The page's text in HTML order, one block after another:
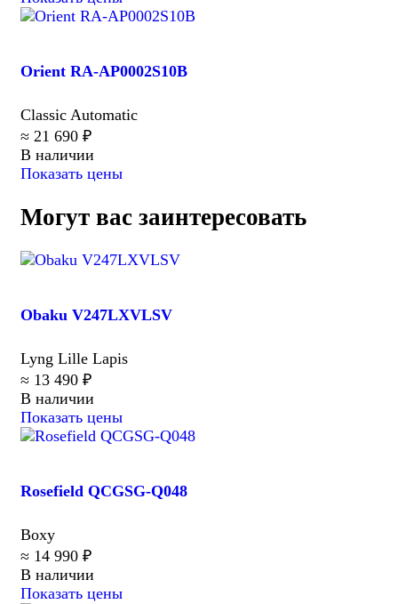
Orient RA-AP0002S10B
Classic Automatic
≈ 21 690 ₽
В наличии
Показать цены
Могут вас заинтересовать
Obaku V247LXVLSV
Lyng Lille Lapis
≈ 13 490 ₽
В наличии
Показать цены
Rosefield QCGSG-Q048
Boxy
≈ 14 990 ₽
В наличии
Показать цены